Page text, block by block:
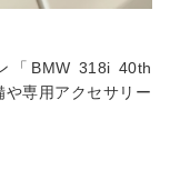
「BMW 318i 40th
専用アクセサリー